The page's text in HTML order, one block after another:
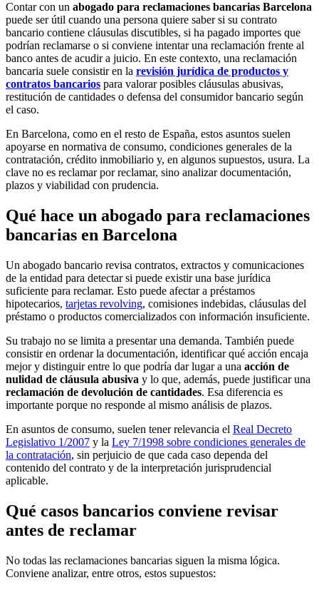
Contar con un abogado para reclamaciones bancarias Barcelona
puede ser útil cuando una persona quiere saber si su contrato
bancario contiene cláusulas discutibles, si ha pagado importes que
podrían reclamarse o si conviene intentar una reclamación frente al
banco antes de acudir a juicio. En este contexto, una reclamación
bancaria suele consistir en la revisión jurídica de productos y
contratos bancarios para valorar posibles cláusulas abusivas,
restitución de cantidades o defensa del consumidor bancario según
el caso.
En Barcelona, como en el resto de España, estos asuntos suelen
apoyarse en normativa de consumo, condiciones generales de la
contratación, crédito inmobiliario y, en algunos supuestos, usura. La
clave no es reclamar por reclamar, sino analizar documentación,
plazos y viabilidad con prudencia.
Qué hace un abogado para reclamaciones
bancarias en Barcelona
Un abogado bancario revisa contratos, extractos y comunicaciones
de la entidad para detectar si puede existir una base jurídica
suficiente para reclamar. Esto puede afectar a préstamos
hipotecarios, tarjetas revolving, comisiones indebidas, cláusulas del
préstamo o productos comercializados con información insuficiente.
Su trabajo no se limita a presentar una demanda. También puede
consistir en ordenar la documentación, identificar qué acción encaja
mejor y distinguir entre lo que podría dar lugar a una acción de
nulidad de cláusula abusiva y lo que, además, puede justificar una
reclamación de devolución de cantidades. Esa diferencia es
importante porque no responde al mismo análisis de plazos.
En asuntos de consumo, suelen tener relevancia el Real Decreto
Legislativo 1/2007 y la Ley 7/1998 sobre condiciones generales de
la contratación, sin perjuicio de que cada caso dependa del
contenido del contrato y de la interpretación jurisprudencial
aplicable.
Qué casos bancarios conviene revisar
antes de reclamar
No todas las reclamaciones bancarias siguen la misma lógica.
Conviene analizar, entre otros, estos supuestos: